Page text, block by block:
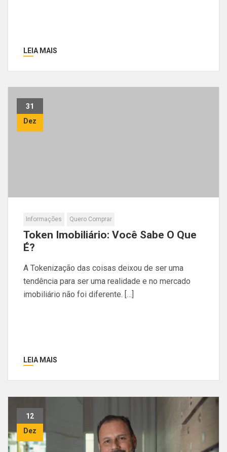
LEIA MAIS
31
Dez
Informações Quero Comprar
Token Imobiliário: Você Sabe O Que
É?
A Tokenização das coisas deixou de ser uma
tendência para ser uma realidade e no mercado
imobiliário não foi diferente. […]
LEIA MAIS
12
Dez